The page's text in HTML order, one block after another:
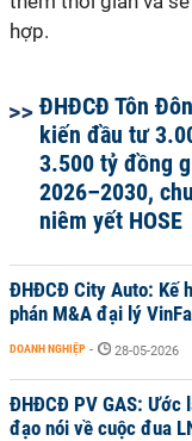
hợp.
ĐHĐCĐ Tôn
kiến đầu tư
3.500 tỷ đồng
2026–2030,
niêm yết HOSE
ĐHĐCĐ City Auto: Kế
phán M&A đại lý
DOANH NGHIỆP - 28-05-2026
ĐHĐCĐ PV GAS: Ước
đạo nói về cuộc đua